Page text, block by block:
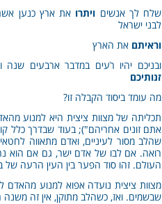
שלח לך אנשים ויתרו את ארץ כנען
לבני ישראל
וראיתם את הארץ
ובניכם יהיו רֹעים במדבר ארבעים שנה
זנותיכם
מה עומד ביסוד הקבלה זו?
תכליתה של מצוות ציצית היא למנוע
אתם זונים אחריהם"); בעוד שבדרך כלל
שהלב מסור לעיניים, ואדם מתאווה
רואה. אם לבו של אדם ישר, גם אם הוא
העולם. זהו סוד הפער בין העין הרעה
מצוות ציצית נועדה אפוא למנוע
שבשמים. ואז, כשהלב מתוקן, אין זה משנה